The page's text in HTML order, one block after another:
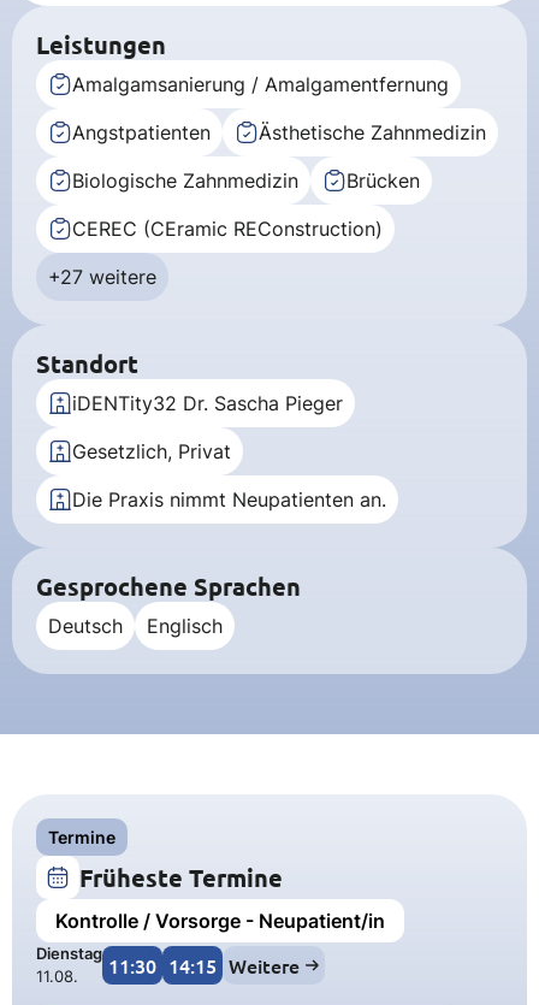
Leistungen
Amalgamsanierung / Amalgamentfernung
Angstpatienten
Ästhetische Zahnmedizin
Biologische Zahnmedizin
Brücken
CEREC (CEramic REConstruction)
+27 weitere
Standort
iDENTity32 Dr. Sascha Pieger
Gesetzlich, Privat
Die Praxis nimmt Neupatienten an.
Gesprochene Sprachen
Deutsch Englisch
Termine
Früheste Termine
Kontrolle / Vorsorge - Neupatient/in
Dienstag
11.08.
11:30 14:15 Weitere